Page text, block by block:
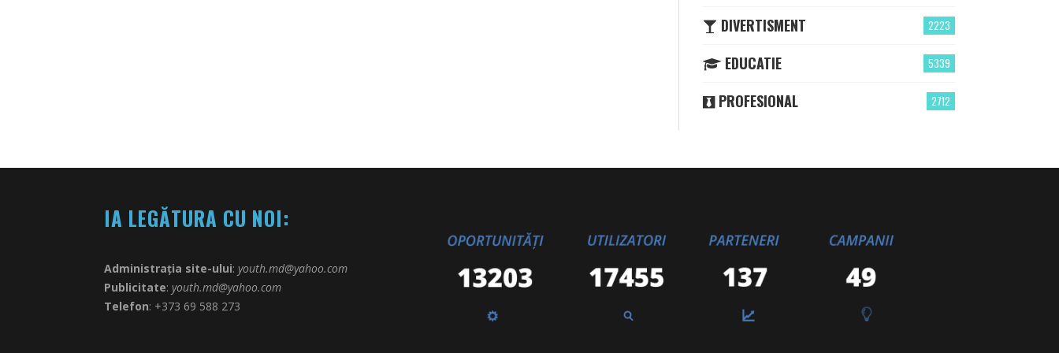
2223
DIVERTISMENT
5339
EDUCATIE
2712
PROFESIONAL
IA LEGĂTURA CU NOI:
Administrația site-ului: youth.md@yahoo.com
Publicitate: youth.md@yahoo.com
Telefon: +373 69 588 273